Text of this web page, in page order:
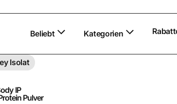
Beliebt Kategorien
Isolat
IP
Pulver